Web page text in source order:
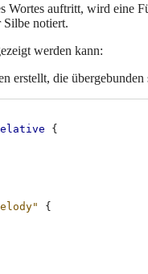
Wortes auftritt, wird eine
Silbe notiert.
werden kann:
erstellt, die übergebunden
{
{